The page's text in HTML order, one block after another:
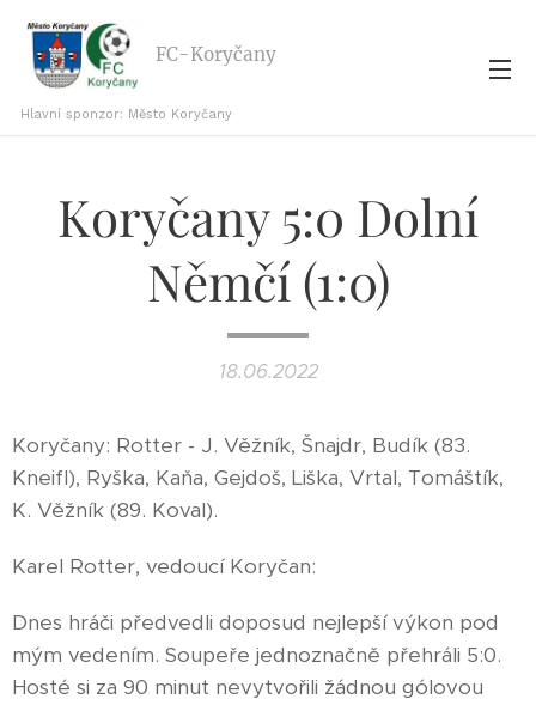
FC-Koryčany
Hlavní sponzor: Město Koryčany
Koryčany 5:0 Dolní
Němčí (1:0)
18.06.2022
Koryčany: Rotter - J. Věžník, Šnajdr, Budík (83.
Kneifl), Ryška, Kaňa, Gejdoš, Liška, Vrtal, Tomáštík,
K. Věžník (89. Koval).
Karel Rotter, vedoucí Koryčan:
Dnes hráči předvedli doposud nejlepší výkon pod
mým vedením. Soupeře jednoznačně přehráli 5:0.
Hosté si za 90 minut nevytvořili žádnou gólovou